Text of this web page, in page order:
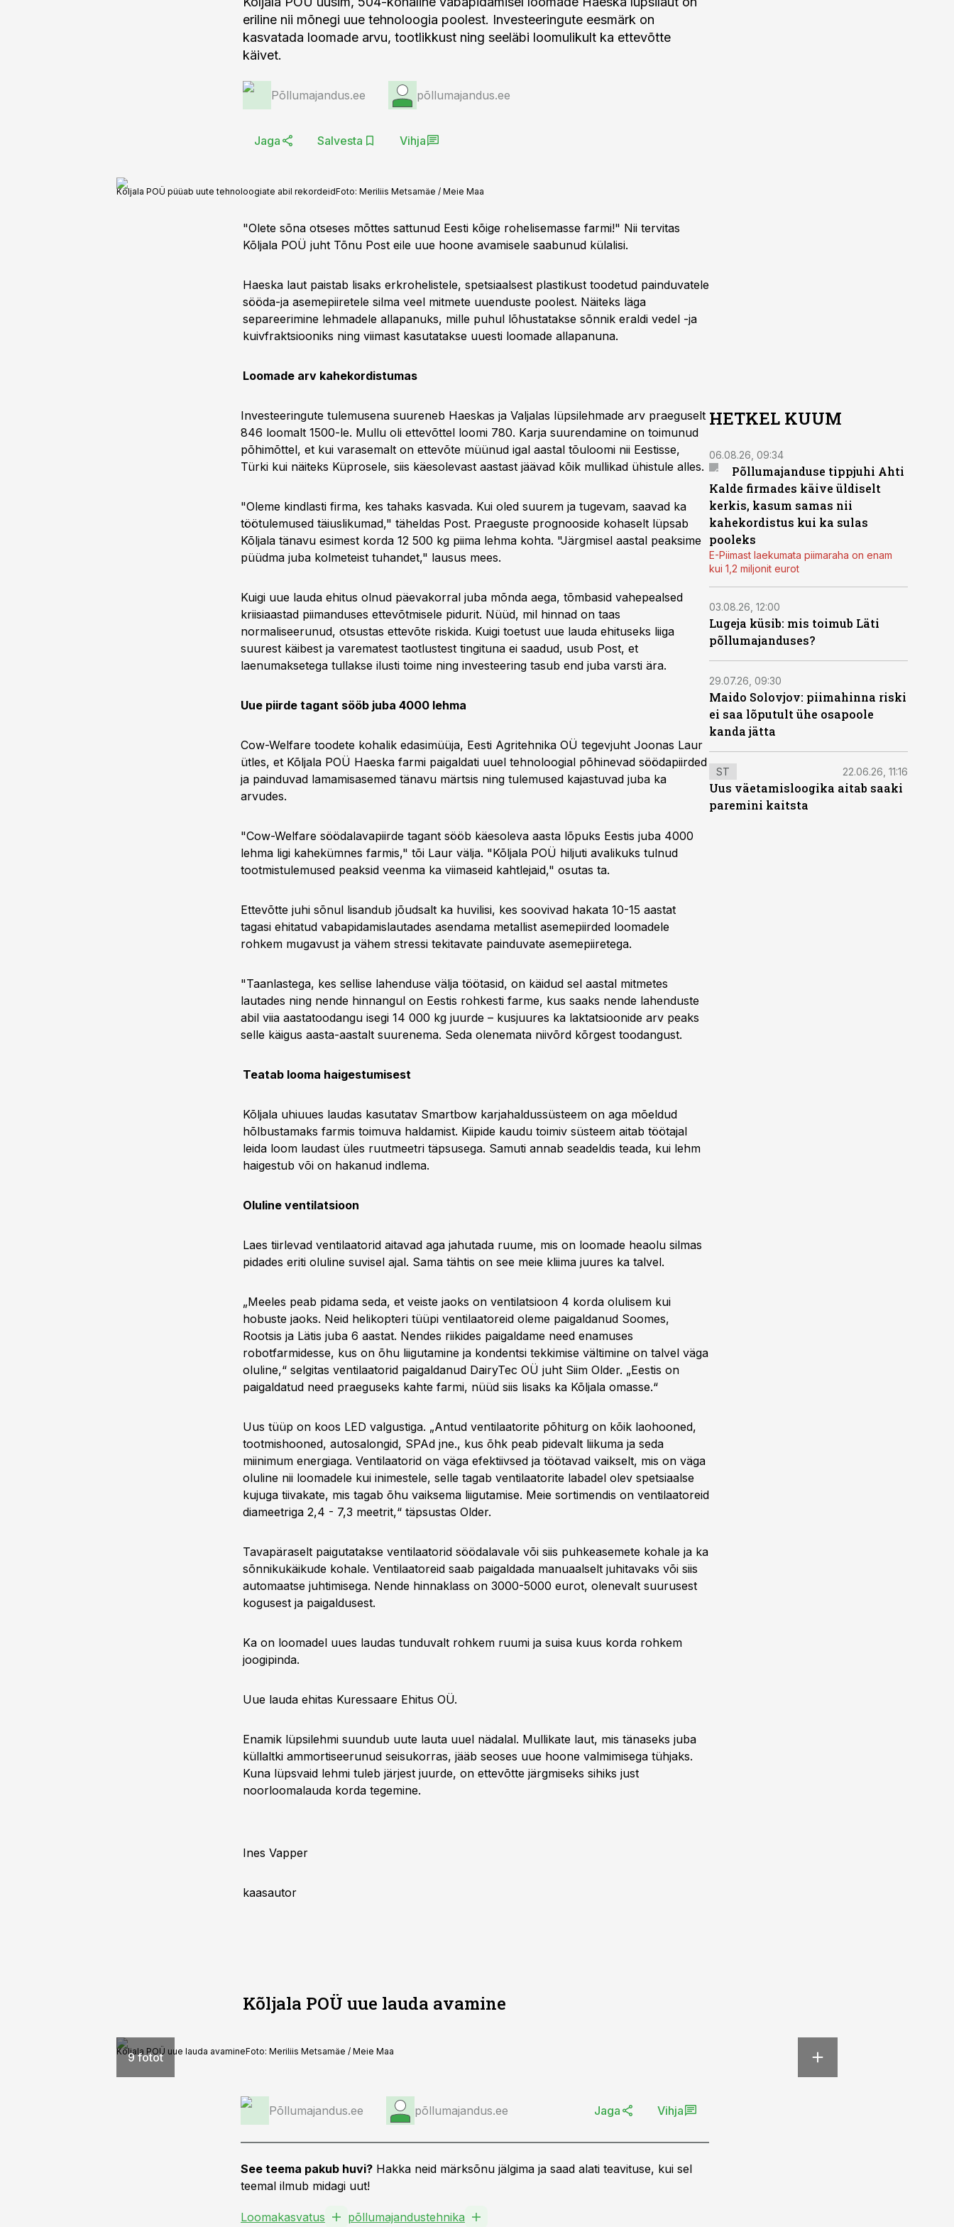
eriline nii mõnegi uue tehnoloogia poolest. Investeeringute eesmärk on
kasvatada loomade arvu, tootlikkust ning seeläbi loomulikult ka ettevõtte
käivet.
Põllumajandus.ee põllumajandus.ee
Jaga Salvesta Vihja
Kõljala POÜ püüab uute tehnoloogiate abil rekordeidFoto: Meriliis Metsamäe / Meie Maa
"Olete sõna otseses mõttes sattunud Eesti kõige rohelisemasse farmi!" Nii tervitas
Kõljala POÜ juht Tõnu Post eile uue hoone avamisele saabunud külalisi.
Haeska laut paistab lisaks erkrohelistele, spetsiaalsest plastikust toodetud painduvatele
sööda-ja asemepiiretele silma veel mitmete uuenduste poolest. Näiteks läga
separeerimine lehmadele allapanuks, mille puhul lõhustatakse sõnnik eraldi vedel -ja
kuivfraktsiooniks ning viimast kasutatakse uuesti loomade allapanuna.
Loomade arv kahekordistumas
Investeeringute tulemusena suureneb Haeskas ja Valjalas lüpsilehmade arv praeguselt
846 loomalt 1500-le. Mullu oli ettevõttel loomi 780. Karja suurendamine on toimunud
põhimõttel, et kui varasemalt on ettevõte müünud igal aastal tõuloomi nii Eestisse,
Türki kui näiteks Küprosele, siis käesolevast aastast jäävad kõik mullikad ühistule alles.
"Oleme kindlasti firma, kes tahaks kasvada. Kui oled suurem ja tugevam, saavad ka
töötulemused täiuslikumad," täheldas Post. Praeguste prognooside kohaselt lüpsab
Kõljala tänavu esimest korda 12 500 kg piima lehma kohta. "Järgmisel aastal peaksime
püüdma juba kolmeteist tuhandet," lausus mees.
Kuigi uue lauda ehitus olnud päevakorral juba mõnda aega, tõmbasid vahepealsed
kriisiaastad piimanduses ettevõtmisele pidurit. Nüüd, mil hinnad on taas
normaliseerunud, otsustas ettevõte riskida. Kuigi toetust uue lauda ehituseks liiga
suurest käibest ja varematest taotlustest tingituna ei saadud, usub Post, et
laenumaksetega tullakse ilusti toime ning investeering tasub end juba varsti ära.
Uue piirde tagant sööb juba 4000 lehma
Cow-Welfare toodete kohalik edasimüüja, Eesti Agritehnika OÜ tegevjuht Joonas Laur
ütles, et Kõljala POÜ Haeska farmi paigaldati uuel tehnoloogial põhinevad söödapiirded
ja painduvad lamamisasemed tänavu märtsis ning tulemused kajastuvad juba ka
arvudes.
"Cow-Welfare söödalavapiirde tagant sööb käesoleva aasta lõpuks Eestis juba 4000
lehma ligi kahekümnes farmis," tõi Laur välja. "Kõljala POÜ hiljuti avalikuks tulnud
tootmistulemused peaksid veenma ka viimaseid kahtlejaid," osutas ta.
Ettevõtte juhi sõnul lisandub jõudsalt ka huvilisi, kes soovivad hakata 10-15 aastat
tagasi ehitatud vabapidamislautades asendama metallist asemepiirded loomadele
rohkem mugavust ja vähem stressi tekitavate painduvate asemepiiretega.
"Taanlastega, kes sellise lahenduse välja töötasid, on käidud sel aastal mitmetes
lautades ning nende hinnangul on Eestis rohkesti farme, kus saaks nende lahenduste
abil viia aastatoodangu isegi 14 000 kg juurde – kusjuures ka laktatsioonide arv peaks
selle käigus aasta-aastalt suurenema. Seda olenemata niivõrd kõrgest toodangust.
HETKEL KUUM
06.08.26, 09:34
Põllumajanduse tippjuhi Ahti
Kalde firmades käive üldiselt
kerkis, kasum samas nii
kahekordistus kui ka sulas
pooleks
E-Piimast laekumata piimaraha on enam
kui 1,2 miljonit eurot
03.08.26, 12:00
Lugeja küsib: mis toimub Läti
põllumajanduses?
29.07.26, 09:30
Maido Solovjov: piimahinna riski
ei saa lõputult ühe osapoole
kanda jätta
ST 22.06.26, 11:16
Uus väetamisloogika aitab saaki
paremini kaitsta
Teatab looma haigestumisest
Kõljala uhiuues laudas kasutatav Smartbow karjahaldussüsteem on aga mõeldud
hõlbustamaks farmis toimuva haldamist. Kiipide kaudu toimiv süsteem aitab töötajal
leida loom laudast üles ruutmeetri täpsusega. Samuti annab seadeldis teada, kui lehm
haigestub või on hakanud indlema.
Oluline ventilatsioon
Laes tiirlevad ventilaatorid aitavad aga jahutada ruume, mis on loomade heaolu silmas
pidades eriti oluline suvisel ajal. Sama tähtis on see meie kliima juures ka talvel.
„Meeles peab pidama seda, et veiste jaoks on ventilatsioon 4 korda olulisem kui
hobuste jaoks. Neid helikopteri tüüpi ventilaatoreid oleme paigaldanud Soomes,
Rootsis ja Lätis juba 6 aastat. Nendes riikides paigaldame need enamuses
robotfarmidesse, kus on õhu liigutamine ja kondentsi tekkimise vältimine on talvel väga
oluline,“ selgitas ventilaatorid paigaldanud DairyTec OÜ juht Siim Older. „Eestis on
paigaldatud need praeguseks kahte farmi, nüüd siis lisaks ka Kõljala omasse.“
Uus tüüp on koos LED valgustiga. „Antud ventilaatorite põhiturg on kõik laohooned,
tootmishooned, autosalongid, SPAd jne., kus õhk peab pidevalt liikuma ja seda
miinimum energiaga. Ventilaatorid on väga efektiivsed ja töötavad vaikselt, mis on väga
oluline nii loomadele kui inimestele, selle tagab ventilaatorite labadel olev spetsiaalse
kujuga tiivakate, mis tagab õhu vaiksema liigutamise. Meie sortimendis on ventilaatoreid
diameetriga 2,4 - 7,3 meetrit,“ täpsustas Older.
Tavapäraselt paigutatakse ventilaatorid söödalavale või siis puhkeasemete kohale ja ka
sõnnikukäikude kohale. Ventilaatoreid saab paigaldada manuaalselt juhitavaks või siis
automaatse juhtimisega. Nende hinnaklass on 3000-5000 eurot, olenevalt suurusest
kogusest ja paigaldusest.
Ka on loomadel uues laudas tunduvalt rohkem ruumi ja suisa kuus korda rohkem
joogipinda.
Uue lauda ehitas Kuressaare Ehitus OÜ.
Enamik lüpsilehmi suundub uute lauta uuel nädalal. Mullikate laut, mis tänaseks juba
küllaltki ammortiseerunud seisukorras, jääb seoses uue hoone valmimisega tühjaks.
Kuna lüpsvaid lehmi tuleb järjest juurde, on ettevõtte järgmiseks sihiks just
noorloomalauda korda tegemine.
Ines Vapper
kaasautor
Kõljala POÜ uue lauda avamine
9 fotot
Kõljala POÜ uue lauda avamineFoto: Meriliis Metsamäe / Meie Maa
Põllumajandus.ee põllumajandus.ee Jaga Vihja
See teema pakub huvi? Hakka neid märksõnu jälgima ja saad alati teavituse, kui sel
teemal ilmub midagi uut!
Loomakasvatus põllumajandustehnika